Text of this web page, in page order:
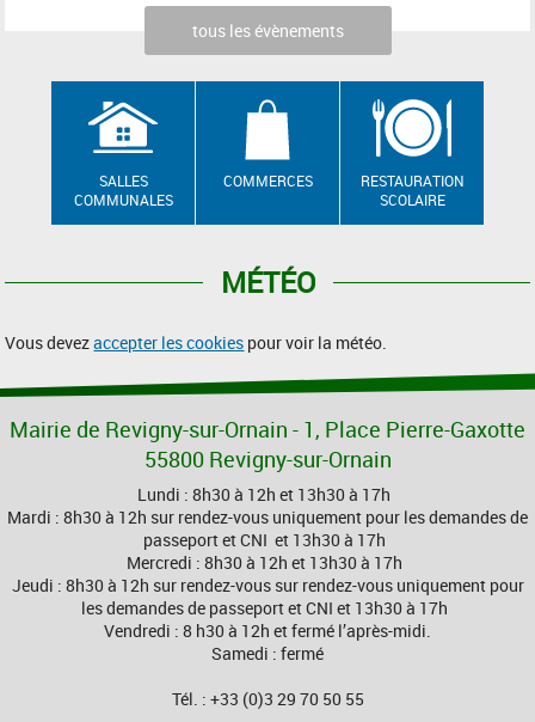
tous les évènements
SALLES
COMMUNALES
COMMERCES
RESTAURATION
SCOLAIRE
MÉTÉO
Vous devezaccepter les cookies pour voir la météo.
Mairie de Revigny-sur-Ornain - 1, Place Pierre-Gaxotte
55800 Revigny-sur-Ornain
Lundi : 8h30 à 12h et 13h30 à 17h
Mardi : 8h30 à 12h sur rendez-vous uniquement pour les demandes de
passeport et CNI et 13h30 à 17h
Mercredi : 8h30 à 12h et 13h30 à 17h
Jeudi : 8h30 à 12h sur rendez-vous sur rendez-vous uniquement pour
les demandes de passeport et CNI et 13h30 à 17h
Vendredi : 8 h30 à 12h et fermé l’après-midi.
Samedi : fermé
Tél. : +33 (0)3 29 70 50 55